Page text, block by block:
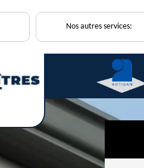
Nos autres services: